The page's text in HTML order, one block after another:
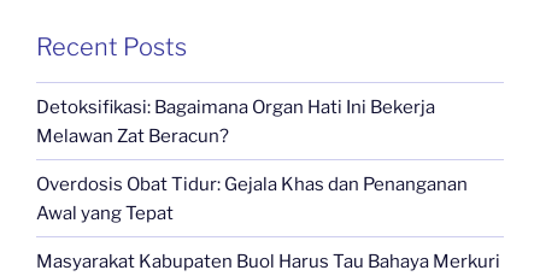
Recent Posts
Detoksifikasi: Bagaimana Organ Hati Ini Bekerja
Melawan Zat Beracun?
Overdosis Obat Tidur: Gejala Khas dan Penanganan
Awal yang Tepat
Masyarakat Kabupaten Buol Harus Tau Bahaya Merkuri